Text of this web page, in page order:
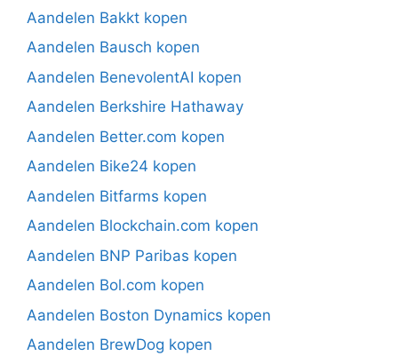
Aandelen Bakkt kopen
Aandelen Bausch kopen
Aandelen BenevolentAI kopen
Aandelen Berkshire Hathaway
Aandelen Better.com kopen
Aandelen Bike24 kopen
Aandelen Bitfarms kopen
Aandelen Blockchain.com kopen
Aandelen BNP Paribas kopen
Aandelen Bol.com kopen
Aandelen Boston Dynamics kopen
Aandelen BrewDog kopen